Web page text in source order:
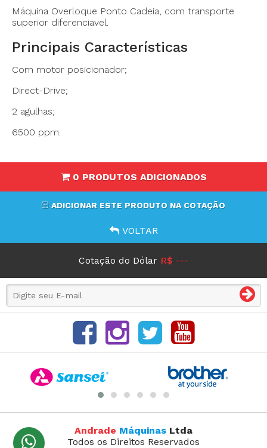
Máquina Overloque Ponto Cadeia, com transporte
superior diferenciavel.
Principais Características
Com motor posicionador;
Direct-Drive;
2 agulhas;
6500 ppm.
0 PRODUTOS ADICIONADOS
ADICIONAR ESTE PRODUTO NA COTAÇÃO
VOLTAR
Cotação do Dólar R$ ---
Andrade Máquinas Ltda
Todos os Direitos Reservados